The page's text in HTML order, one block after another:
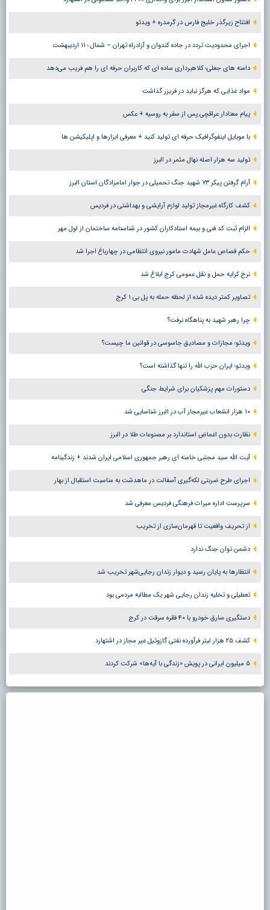
افتتاح زیرگذر خلیج فارس در گرمدره + ویدئو
اجرای محدودیت تردد در جاده کندوان و آزادراه تهران – شمال ؛ ١١ اردیبهشت
دامنه های جعلی؛ کلاهبرداری ساده ای که کاربران حرفه ای را هم فریب می‌دهد
مواد غذایی که هرگز نباید در فریزر گذاشت
پیام معنادار عراقچی پس از سفر به روسیه + عکس
با موبایل اینفوگرافیک حرفه ای تولید کنید + معرفی ابزارها و اپلیکیشن ها
تولید سه هزار اصله نهال مثمر در البرز
آرام گرفتن پیکر ۷۳ شهید جنگ تحمیلی در جوار امامزادگان استان البرز
کشف کارگاه غیرمجاز تولید لوازم آرایشی و بهداشتی در فردیس
الزام ثبت کد فنی و بیمه استادکاران کشور در شناسنامه ساختمان از اول مهر
حکم قصاص عامل شهادت مامور نیروی انتظامی در چهارباغ اجرا شد
نرخ کرایه حمل و نقل عمومی کرج ابلاغ شد
تصاویر کمتر دیده شده از لحظه حمله به پل بی ۱ کرج
چرا رهبر شهید به پناهگاه نرفت؟
ویدئو؛ مجازات و مصادیق جاسوسی در قوانین ما چیست؟
ویدئو؛ ایران حزب الله را تنها گذاشته است؟
دستورات مهم پزشکیان برای شرایط جنگی
۱۰ هزار انشعاب غیرمجاز آب در البرز شناسایی شد
نظارت بدون اغماض استاندارد بر مصنوعات طلا در البرز
آیت الله سید مجتبی خامنه ای رهبر جمهوری اسلامی ایران شدند + زندگینامه
اجرای طرح ضربتی لکه‌گیری آسفالت در ماهدشت به مناسبت استقبال از بهار
سرپرست اداره میراث فرهنگی فردیس معرفی شد
از تحریف واقعیت تا قهرمان‌سازی از تخریب
دشمن توان جنگ ندارد
انتظارها به پایان رسید و دیوار زندان رجایی‌شهر تخریب شد
تعطیلی و تخلیه زندان رجایی شهر یک مطالبه مردمی بود
دستگیری سارق خودرو با ۴۰ فقره سرقت در کرج
کشف ۲۵ هزار لیتر فرآورده نفتی گازوئیل غیر مجاز در اشتهارد
۵ میلیون ایرانی در پویش «زندگی با آیه‌ها» شرکت کردند